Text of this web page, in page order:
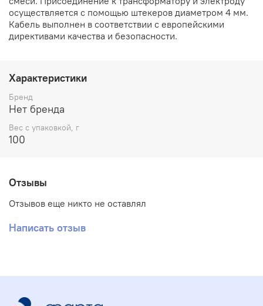
осуществляется с помощью штекеров диаметром 4 мм.
Кабель выполнен в соответствии с европейскими
директивами качества и безопасности.
Характеристики
Бренд
Нет бренда
Вес с упаковкой, г
100
Отзывы
Отзывов еще никто не оставлял
Написать отзыв